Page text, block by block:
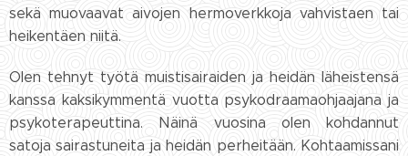
sekä muovaavat aivojen hermoverkkoja vahvistaen tai
heikentäen niitä.
Olen tehnyt työtä muistisairaiden ja heidän läheistensä
kanssa kaksikymmentä vuotta psykodraamaohjaajana ja
psykoterapeuttina. Näinä vuosina olen kohdannut
satoja sairastuneita ja heidän perheitään. Kohtaamissani